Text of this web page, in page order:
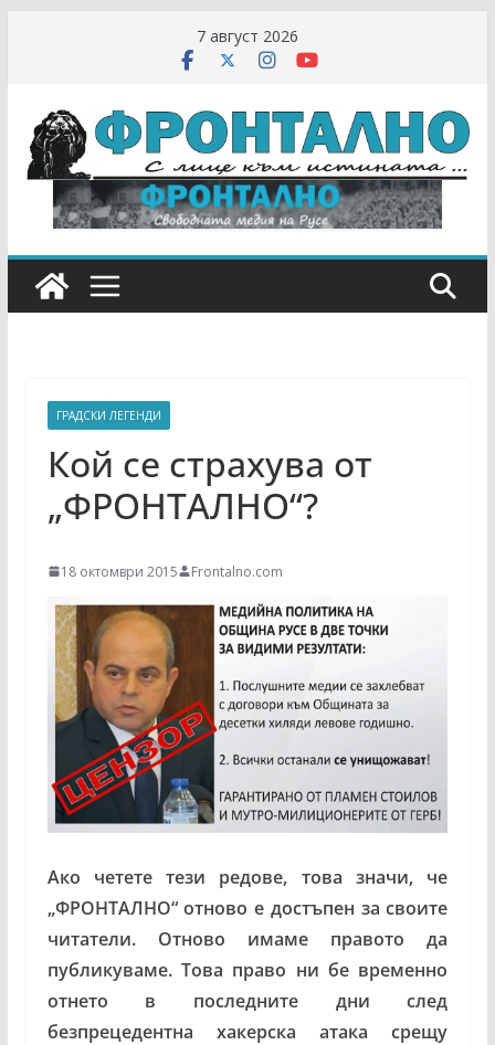
7 август 2026
ГРАДСКИ ЛЕГЕНДИ
Кой се страхува от
„ФРОНТАЛНО“?
18 октомври 2015 Frontalno.com
Ако четете тези редове, това значи, че
„ФРОНТАЛНО“ отново е достъпен за своите
читатели. Отново имаме правото да
публикуваме. Това право ни бе временно
отнето в последните дни след
безпрецедентна хакерска атака срещу